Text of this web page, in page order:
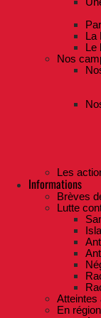
La
Le
Nos
Les
Informations
Brèves
Lutte
Atteintes
En région